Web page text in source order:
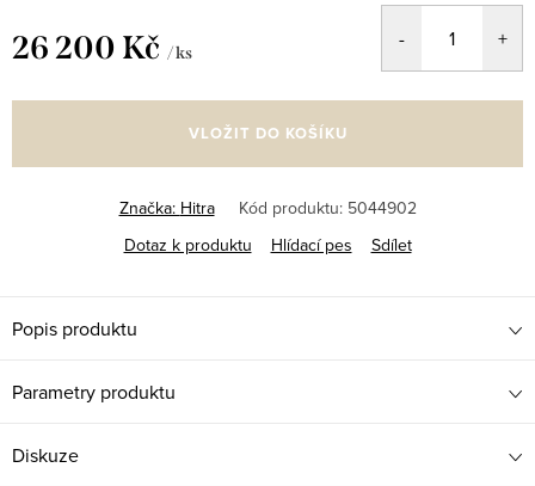
26 200 Kč / ks
cena:
VLOŽIT DO KOŠÍKU
Značka: Hitra Kód produktu: 5044902
Dotaz k produktu
Hlídací pes Sdílet
Popis produktu
Parametry produktu
Diskuze